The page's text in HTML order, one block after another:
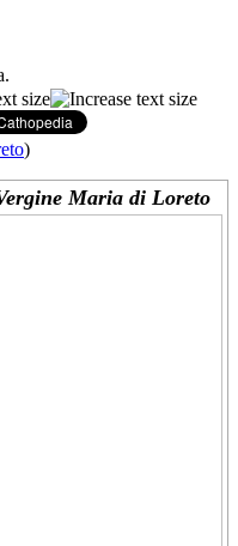
)
Maria di Loreto